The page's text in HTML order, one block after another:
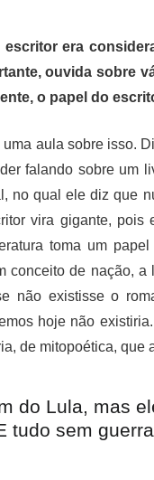
era
ouvida sobre
o papel do
aula sobre isso.
falando sobre um
no qual ele diz que
vira gigante,
toma um
conceito de nação,
não existisse o
hoje não
de mitopoética,
do Lula, mas
tudo sem